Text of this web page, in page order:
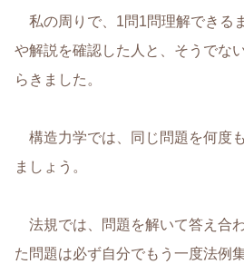
私の周りで、1問1問理解できる
や解説を確認した人と、そうでな
らきました。
構造力学では、同じ問題を何度
ましょう。
法規では、問題を解いて答え合
た問題は必ず自分でもう一度法例